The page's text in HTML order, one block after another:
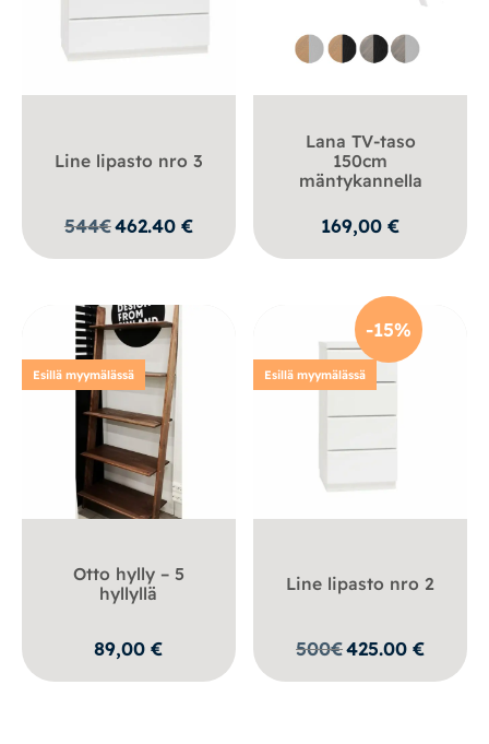
Line lipasto nro 3
544€462.40 €
Lana TV-taso
150cm
mäntykannella
169,00€
Esillä myymälässä
Otto hylly – 5
hyllyllä
89,00€
-15%
Esillä myymälässä
Line lipasto nro 2
500€425.00€